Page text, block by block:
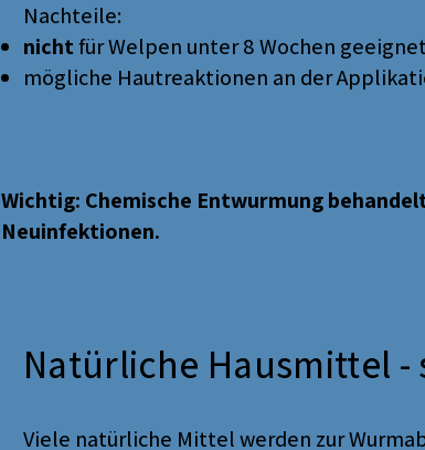
Nachteile:
nichtfür Welpen unter 8 Wochen
mögliche Hautreaktionen an der
Wichtig: Chemische Entwurmung
Neuinfektionen.
Natürliche Hausmittel
Viele natürliche Mittel werden zur